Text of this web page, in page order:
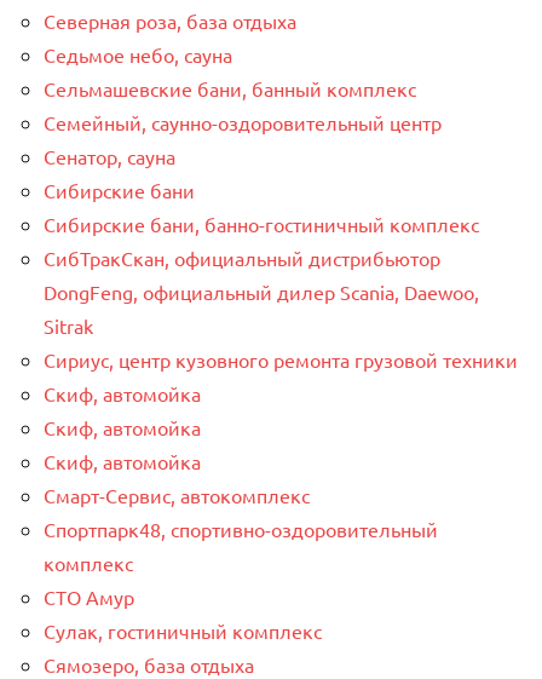
Северная роза, база отдыха
Седьмое небо, сауна
Сельмашевские бани, банный комплекс
Семейный, саунно-оздоровительный центр
Сенатор, сауна
Сибирские бани
Сибирские бани, банно-гостиничный комплекс
СибТракСкан, официальный дистрибьютор
DongFeng, официальный дилер Scania, Daewoo,
Sitrak
Сириус, центр кузовного ремонта грузовой техники
Скиф, автомойка
Скиф, автомойка
Скиф, автомойка
Смарт-Сервис, автокомплекс
Спортпарк48, спортивно-оздоровительный
комплекс
СТО Амур
Сулак, гостиничный комплекс
Сямозеро, база отдыха